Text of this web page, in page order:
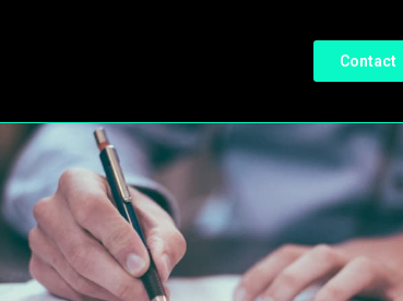
Contact